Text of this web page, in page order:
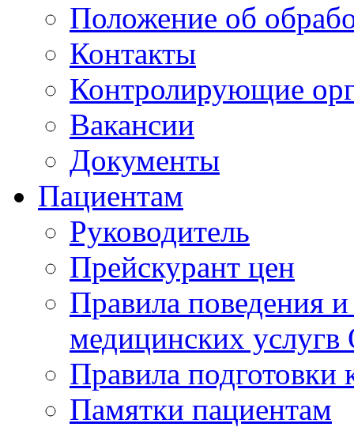
Положение об
Контакты
Контролирующие
Вакансии
Документы
Пациентам
Руководитель
Прейскурант цен
Правила поведения
медицинских
Правила подготовки
Памятки пациентам